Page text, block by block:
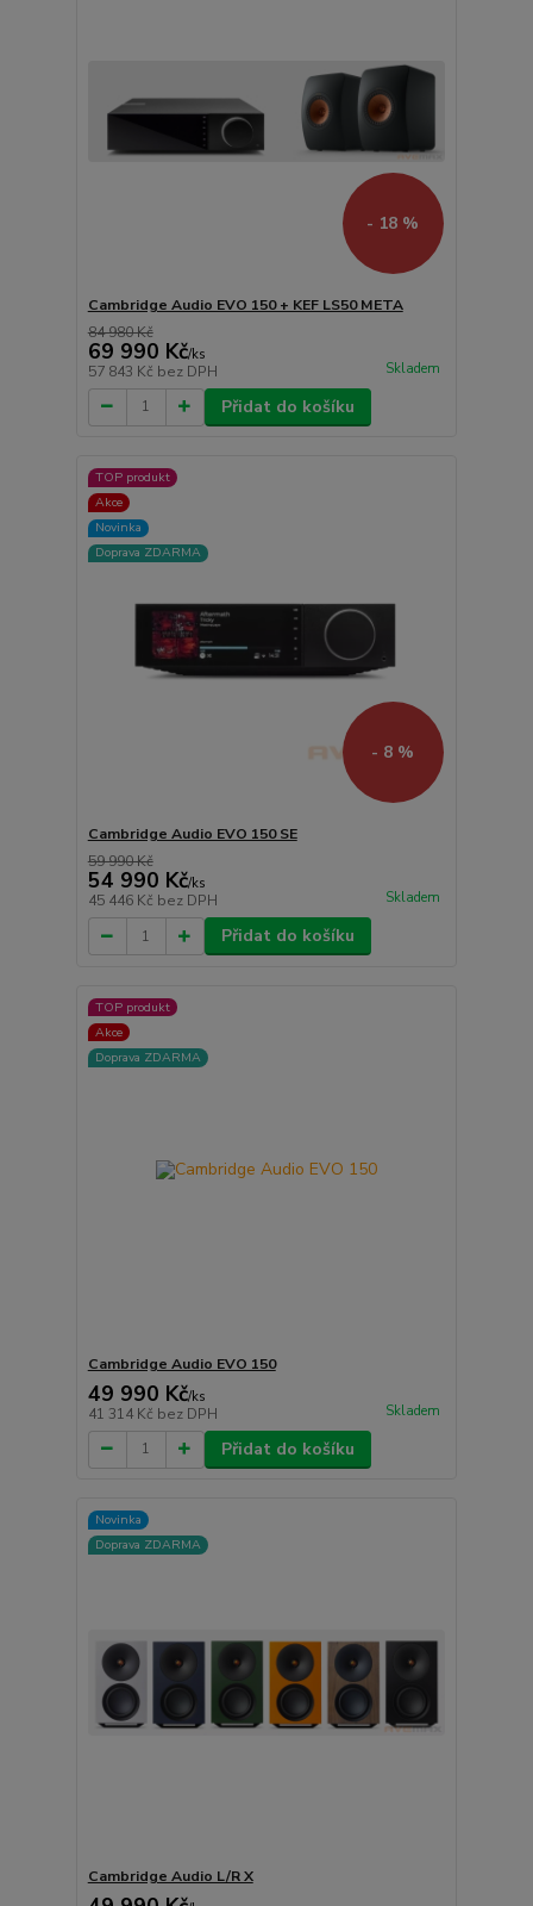
- 18 %
Cambridge Audio EVO 150 + KEF LS50 META
84 980 Kč
69 990 Kč/ks
57 843 Kč bez DPH Skladem
Přidat do košíku
TOP produkt
Akce
Novinka
Doprava ZDARMA
- 8 %
Cambridge Audio EVO 150 SE
59 990 Kč
54 990 Kč/ks
45 446 Kč bez DPH Skladem
Přidat do košíku
TOP produkt
Akce
Doprava ZDARMA
Cambridge Audio EVO 150
49 990 Kč/ks
41 314 Kč bez DPH Skladem
Přidat do košíku
Novinka
Doprava ZDARMA
Cambridge Audio L/R X